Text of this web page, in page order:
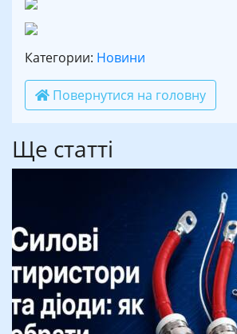
Категории: Новини
Повернутися на головну
Ще статті